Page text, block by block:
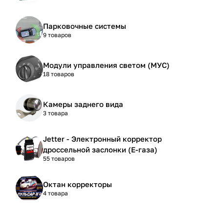
Парковочные системы
9 товаров
Модули управления светом (МУС)
18 товаров
Камеры заднего вида
3 товара
Jetter - Электронный корректор
дроссельной заслонки (Е-газа)
55 товаров
Октан корректоры
4 товара